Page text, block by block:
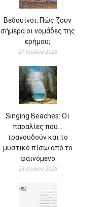
Βεδουίνοι: Πώς ζουν
σήμερα οι νομάδες της
ερήμου;
27 Ιουλίου 2026
Singing Beaches: Οι
παραλίες που…
τραγουδούν και το
μυστικό πίσω από το
φαινόμενο
23 Ιουλίου 2026